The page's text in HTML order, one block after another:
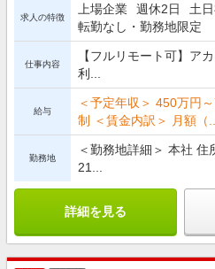
求人の特徴
上場企業 週休2日 土
転勤なし・勤務地限定
仕事内容
【フルリモート可】ア
利...
給与
＜予定年収＞ 450万円
制 ＜賃金内訳＞ 月額（...
勤務地
＜勤務地詳細＞ 本社
21...
詳細を見る